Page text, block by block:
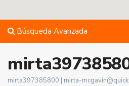
Búsqueda Avanzada
mirta397385800 | mirta-